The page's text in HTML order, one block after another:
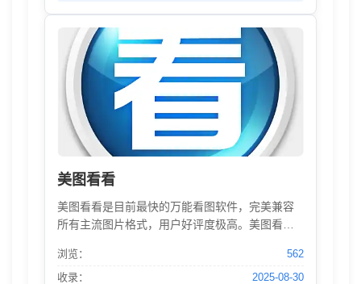
美图看看
美图看看是目前最快的万能看图软件，完美兼容
所有主流图片格式，用户好评度极高。美图看看
化，使大图片的浏览性能全面提升，马上体验飞
一般的看图速度吧！更可一键分享新浪微博和人
浏览：
562
收录：
2025-08-30